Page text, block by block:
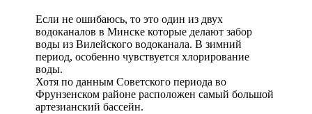
Если не ошибаюсь, то это один из двух
водоканалов в Минске которые делают забор
воды из Вилейского водоканала. В зимний
период, особенно чувствуется хлорирование
воды.
Хотя по данным Советского периода во
Фрунзенском районе расположен самый большой
артезианский бассейн.